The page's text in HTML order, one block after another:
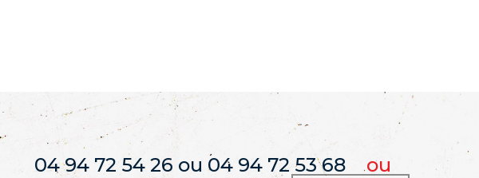
04 94 72 54 26 ou 04 94 72 53 68 ou